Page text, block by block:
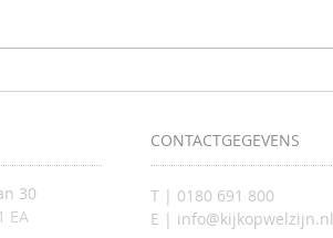
inzicht in uw valrisico tijdens de
30
EA
CONTACTGEGEVENS
T | 0180 691 800
E | info@kijkopwelzijn.nl